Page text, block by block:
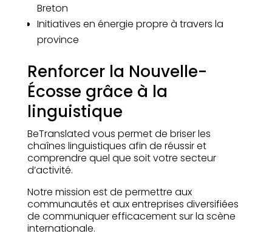
Breton
Initiatives en énergie propre à travers la
province
Renforcer la Nouvelle-
Écosse grâce à la
linguistique
BeTranslated vous permet de briser les
chaînes linguistiques afin de réussir et
comprendre quel que soit votre secteur
d’activité.
Notre mission est de permettre aux
communautés et aux entreprises diversifiées
de communiquer efficacement sur la scène
internationale.